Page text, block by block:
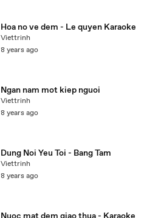
Hoa no ve dem - Le quyen Karaoke
Viettrinh
8 years ago
Ngan nam mot kiep nguoi
Viettrinh
8 years ago
Dung Noi Yeu Toi - Bang Tam
Viettrinh
8 years ago